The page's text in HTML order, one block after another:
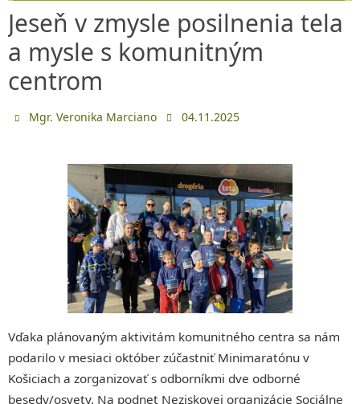
Jeseň v zmysle posilnenia tela
a mysle s komunitným
centrom
Mgr. Veronika Marciano 04.11.2025
Vďaka plánovaným aktivitám komunitného centra sa nám
podarilo v mesiaci október zúčastniť Minimaratónu v
Košiciach a zorganizovať s odborníkmi dve odborné
besedy/osvety. Na podnet Neziskovej organizácie Sociálne